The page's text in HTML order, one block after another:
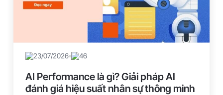
AI Performance là gì? Giải pháp AI
đánh giá hiệu suất nhân sự thông minh
23/07/2026 46